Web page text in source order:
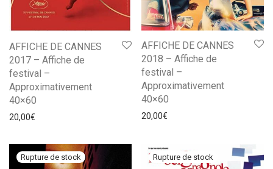
AFFICHE DE CANNES
2017 – Affiche de
festival –
Approximativement
40×60
20,00€
AFFICHE DE CANNES
2018 – Affiche de
festival –
Approximativement
40×60
20,00€